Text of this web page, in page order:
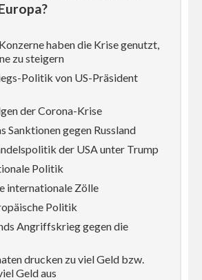
haben die Krise genutzt,
zu steigern
Politik von US-Präsident
der Corona-Krise
Sanktionen gegen Russland
der USA unter Trump
Politik
internationale Zölle
Politik
Angriffskrieg gegen die
drucken zu viel Geld bzw.
Geld aus